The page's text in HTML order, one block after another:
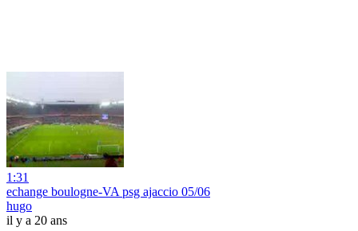
1:31
echange boulogne-VA psg ajaccio 05/06
hugo
il y a 20 ans